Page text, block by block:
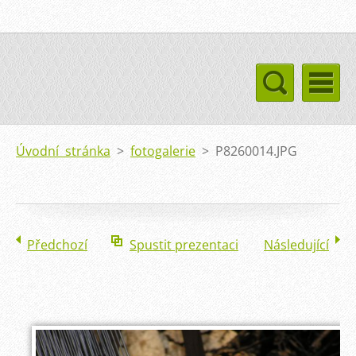
Úvodní stránka > fotogalerie > P8260014.JPG
Předchozí Spustit prezentaci Následující